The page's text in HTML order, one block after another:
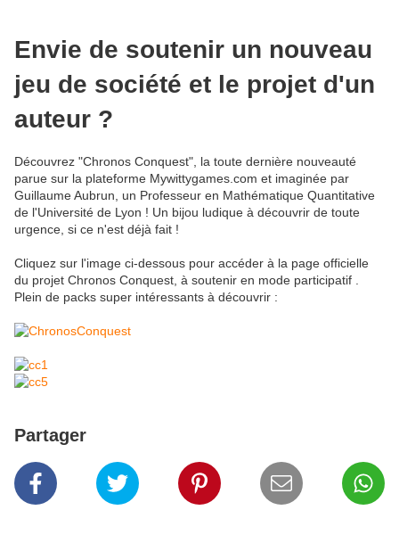
Envie de soutenir un nouveau
jeu de société et le projet d'un
auteur ?
Découvrez "Chronos Conquest", la toute dernière nouveauté
parue sur la plateforme Mywittygames.com et imaginée par
Guillaume Aubrun, un Professeur en Mathématique Quantitative
de l'Université de Lyon ! Un bijou ludique à découvrir de toute
urgence, si ce n'est déjà fait !
Cliquez sur l'image ci-dessous pour accéder à la page officielle
du projet Chronos Conquest, à soutenir en mode participatif .
Plein de packs super intéressants à découvrir :
Partager